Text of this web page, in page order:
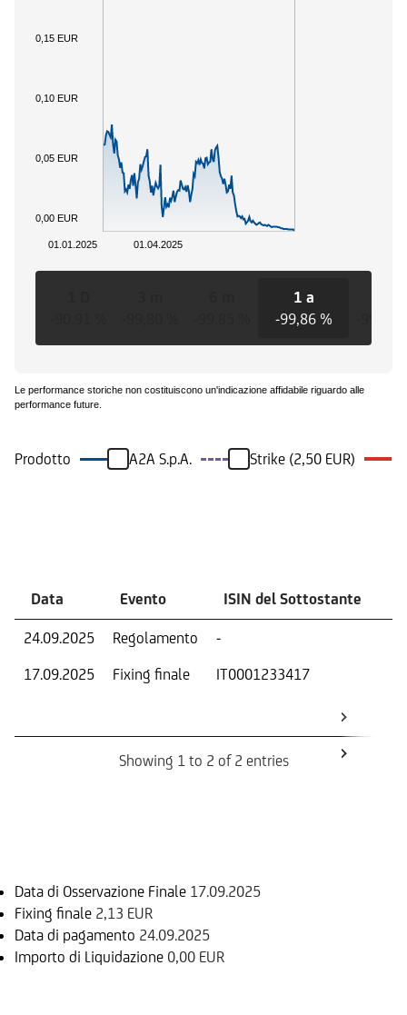
01.04.2025
01.01.2025
0,00 EUR
0,05 EUR
0,10 EUR
0,15 EUR
1 a
-99,86 %
Le performance storiche non costituiscono un'indicazione affidabile riguardo alle
performance future.
Prodotto A2A S.p.A. Strike (2,50 EUR)
Data Evento ISIN del Sottostante
24.09.2025 Regolamento -
17.09.2025
Fixing finale IT0001233417
Showing 1 to 2 of 2 entries
Data di Osservazione Finale 17.09.2025
Fixing finale 2,13 EUR
Data di pagamento 24.09.2025
Importo di Liquidazione 0,00 EUR